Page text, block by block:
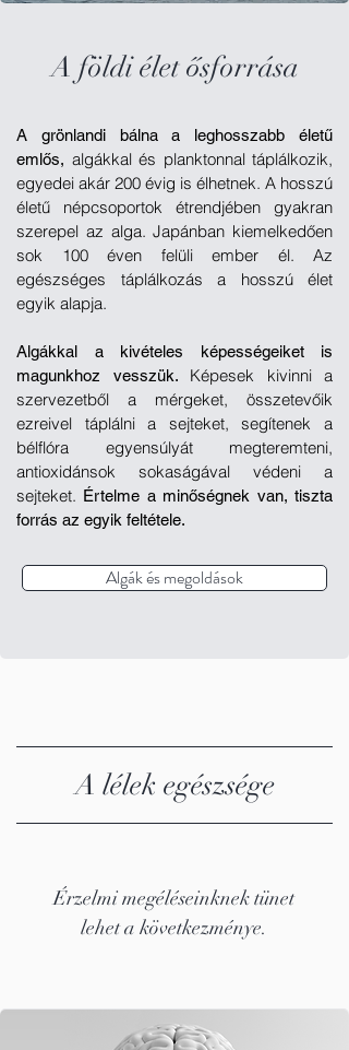
A földi élet ősforrása
A grönlandi bálna a leghosszabb életű
emlős, algákkal és planktonnal táplálkozik,
egyedei akár 200 évig is élhetnek. A hosszú
életű népcsoportok étrendjében gyakran
szerepel az alga. Japánban kiemelkedően
sok 100 éven felüli ember él. Az
egészséges táplálkozás a hosszú élet
egyik alapja.
Algákkal a kivételes képességeiket is
magunkhoz vesszük. Képesek kivinni a
szervezetből a mérgeket, összetevőik
ezreivel táplálni a sejteket, segítenek a
bélflóra egyensúlyát megteremteni,
antioxidánsok sokaságával védeni a
sejteket. Értelme a minőségnek van, tiszta
forrás az egyik feltétele.
Algák és megoldások
A lélek egészsége
Érzelmi megéléseinknek tünet
lehet a következménye.